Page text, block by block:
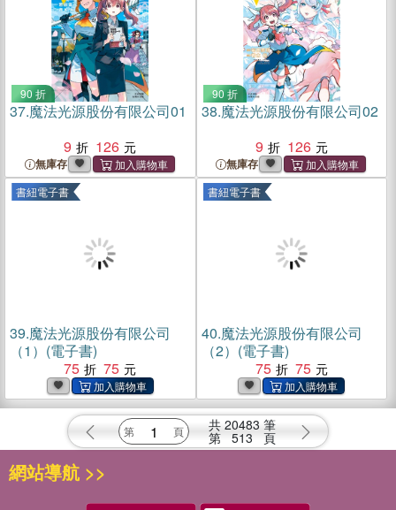
90 折
37.魔法光源股份有限公司01
9
126
無庫存
90 折
38.魔法光源股份有限公司02
9
126
無庫存
書紐電子書
39.魔法光源股份有限公司
（1）(電子書)
75
75
書紐電子書
40.魔法光源股份有限公司
（2）(電子書)
75
75
共 20483 筆
第 513 頁
網站導航 >>